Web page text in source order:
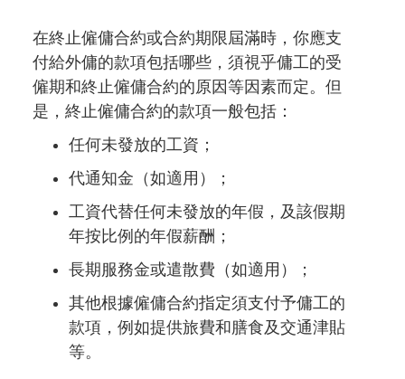
在終止僱傭合約或合約期限屆滿時，你應支
付給外傭的款項包括哪些，須視乎傭工的受
僱期和終止僱傭合約的原因等因素而定。但
是，終止僱傭合約的款項一般包括：
任何未發放的工資；
代通知金（如適用）；
工資代替任何未發放的年假，及該假期
年按比例的年假薪酬；
長期服務金或遣散費（如適用）；
其他根據僱傭合約指定須支付予傭工的
款項，例如提供旅費和膳食及交通津貼
等。